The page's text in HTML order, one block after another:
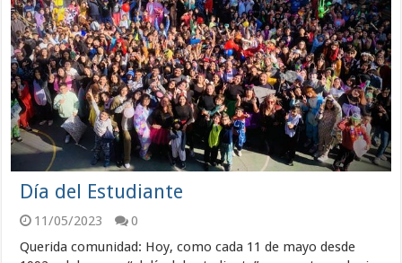
Día del Estudiante
11/05/2023
0
Querida comunidad: Hoy, como cada 11 de mayo desde